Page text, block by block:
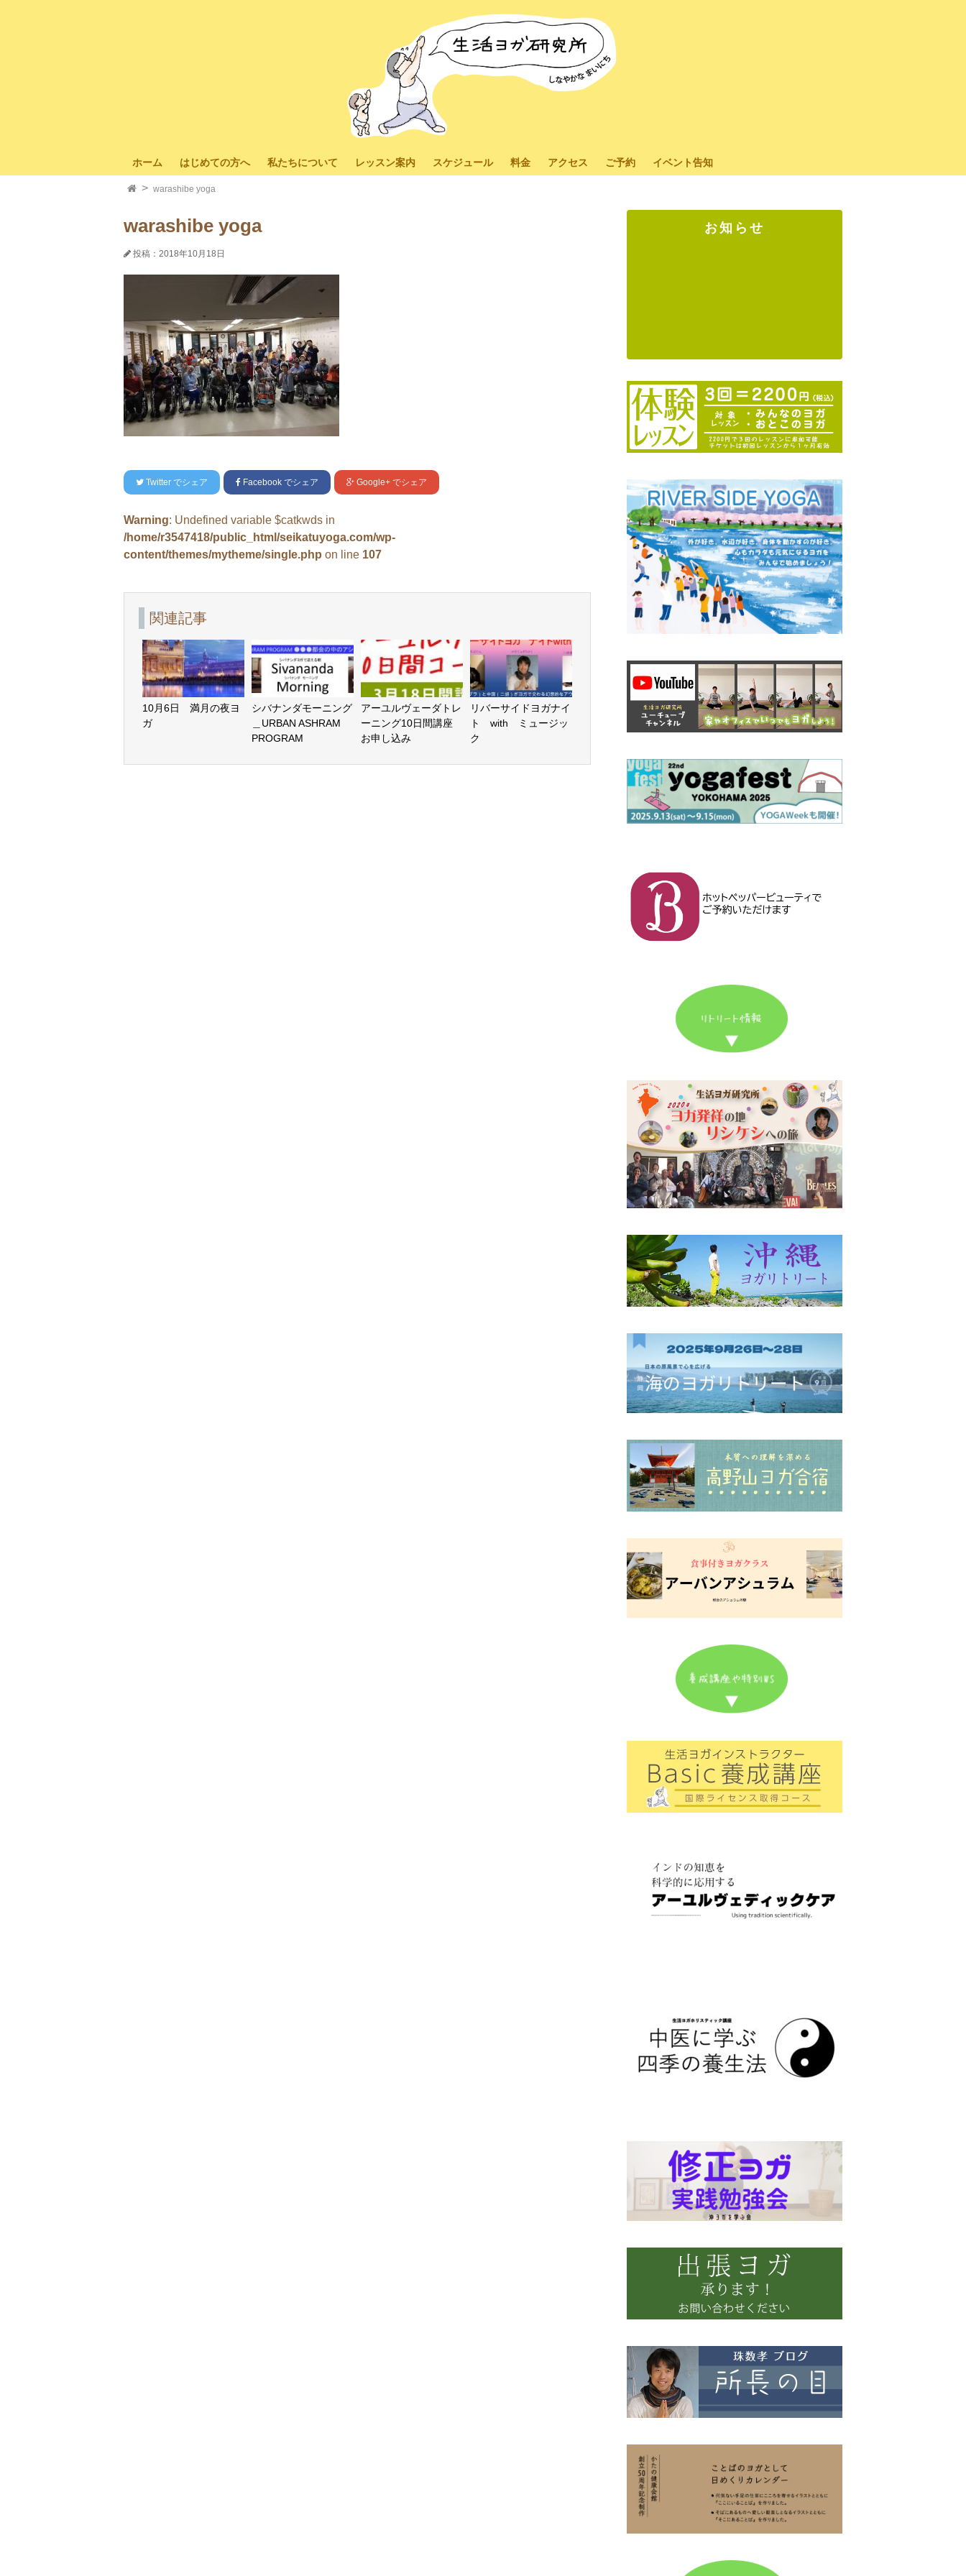
ホーム はじめての方へ 私たちについて レッスン案内 スケジュール 料金 アクセス ご予約 イベント告知
warashibe yoga
warashibe yoga
投稿：2018年10月18日
Twitter でシェア Facebook でシェア Google+ でシェア
Warning: Undefined variable $catkwds in
/home/r3547418/public_html/seikatuyoga.com/wp-
content/themes/mytheme/single.php on line 107
関連記事
10月6日 満月の夜ヨ
ガ
シバナンダモーニング
＿URBAN ASHRAM
PROGRAM
アーユルヴェーダトレ
ーニング10日間講座
お申し込み
リバーサイドヨガナイ
ト with ミュージッ
ク
お知らせ